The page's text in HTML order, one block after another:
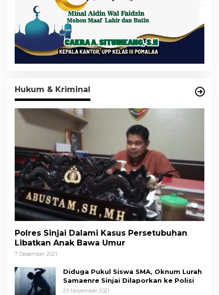
Hukum & Kriminal
Polres Sinjai Dalami Kasus Persetubuhan
Libatkan Anak Bawa Umur
7 Desember 2021
Diduga Pukul Siswa SMA, Oknum Lurah
Samaenre Sinjai Dilaporkan ke Polisi
25 November 2021